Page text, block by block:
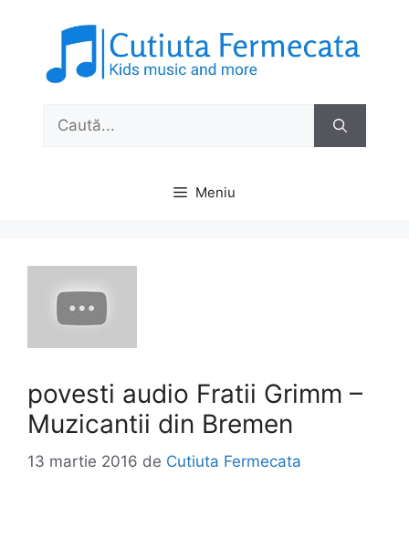
Caută
Meniu
povesti audio Fratii Grimm –
Muzicantii din Bremen
13 martie 2016 de Cutiuta Fermecata